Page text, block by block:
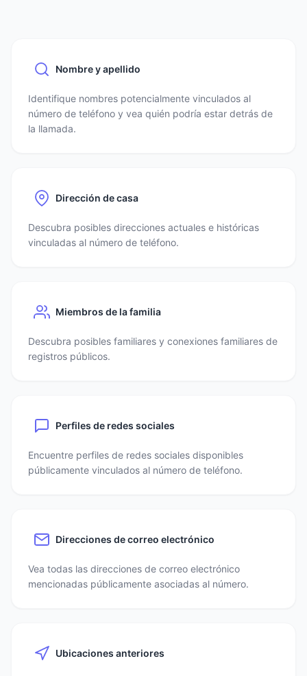
Nombre y apellido
Identifique nombres potencialmente vinculados al
número de teléfono y vea quién podría estar detrás de
la llamada.
Dirección de casa
Descubra posibles direcciones actuales e históricas
vinculadas al número de teléfono.
Miembros de la familia
Descubra posibles familiares y conexiones familiares de
registros públicos.
Perfiles de redes sociales
Encuentre perfiles de redes sociales disponibles
públicamente vinculados al número de teléfono.
Direcciones de correo electrónico
Vea todas las direcciones de correo electrónico
mencionadas públicamente asociadas al número.
Ubicaciones anteriores